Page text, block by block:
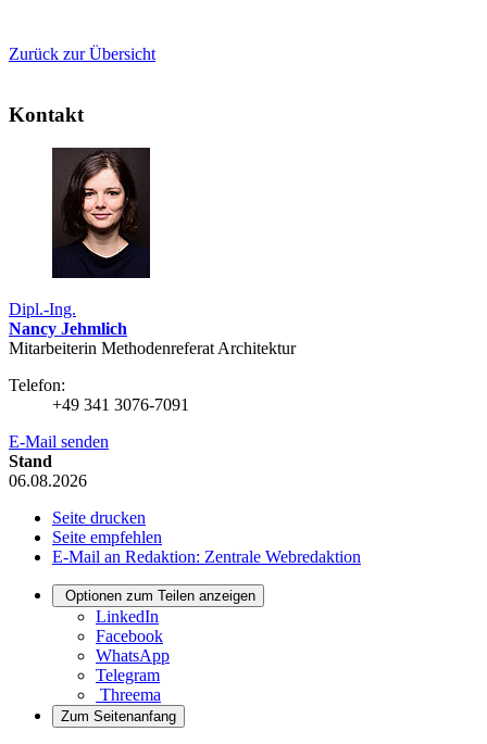
Zurück zur Übersicht
Kontakt
Dipl.-Ing.
Nancy Jehmlich
Mitarbeiterin Methodenreferat Architektur
Telefon:
+49 341 3076-7091
E-Mail senden
Stand
06.08.2026
Seite drucken
Seite empfehlen
E-Mail an Redaktion: Zentrale Webredaktion
Optionen zum Teilen anzeigen
LinkedIn
Facebook
WhatsApp
Telegram
Threema
Zum Seitenanfang